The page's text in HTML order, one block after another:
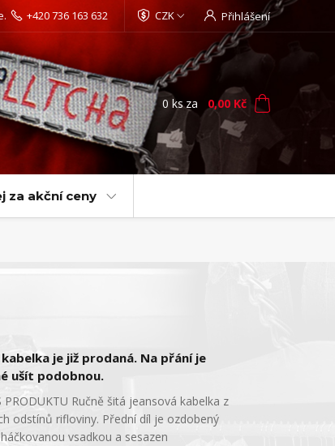
CZK Přihlášení
+420 736 163 632
0 ks za 0,00 Kč
za akční ceny
je již prodaná. Na přání je
ušít podobnou.
PRODUKTU Ručně šitá jeansová kabelka z
odstínů rifloviny. Přední díl je ozdobený
vsadkou a sesazen